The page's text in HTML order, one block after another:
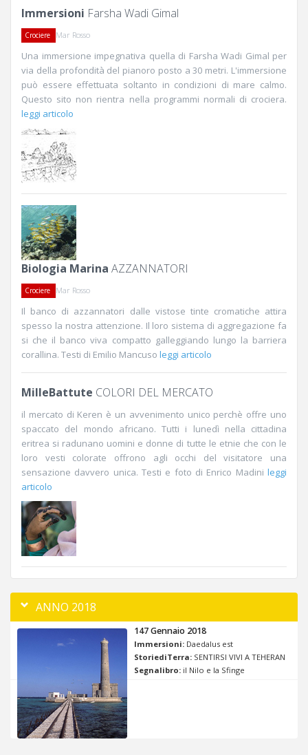
Immersioni Farsha Wadi Gimal
Crociere Mar Rosso
Una immersione impegnativa quella di Farsha Wadi Gimal per
via della profondità del pianoro posto a 30 metri. L'immersione
può essere effettuata soltanto in condizioni di mare calmo.
Questo sito non rientra nella programmi normali di crociera.
leggi articolo
Biologia Marina AZZANNATORI
Crociere Mar Rosso
Il banco di azzannatori dalle vistose tinte cromatiche attira
spesso la nostra attenzione. Il loro sistema di aggregazione fa
si che il banco viva compatto galleggiando lungo la barriera
corallina. Testi di Emilio Mancuso leggi articolo
MilleBattute COLORI DEL MERCATO
il mercato di Keren è un avvenimento unico perchè offre uno
spaccato del mondo africano. Tutti i lunedì nella cittadina
eritrea si radunano uomini e donne di tutte le etnie che con le
loro vesti colorate offrono agli occhi del visitatore una
sensazione davvero unica. Testi e foto di Enrico Madini leggi
articolo
ANNO 2018
147 Gennaio 2018
Immersioni: Daedalus est
StoriediTerra: SENTIRSI VIVI A TEHERAN
Segnalibro: il Nilo e la Sfinge